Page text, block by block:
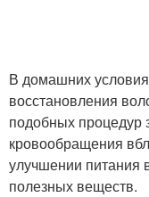
В домашних
восстановления
подобных процедур
кровообращения
улучшении питания
полезных веществ.